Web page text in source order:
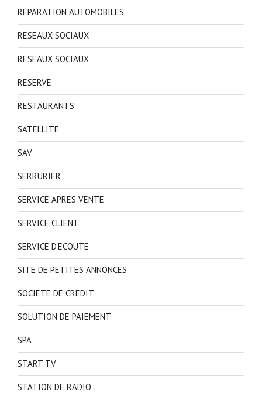
REPARATION AUTOMOBILES
RESEAUX SOCIAUX
RESEAUX SOCIAUX
RESERVE
RESTAURANTS
SATELLITE
SAV
SERRURIER
SERVICE APRES VENTE
SERVICE CLIENT
SERVICE D'ECOUTE
SITE DE PETITES ANNONCES
SOCIETE DE CREDIT
SOLUTION DE PAIEMENT
SPA
START TV
STATION DE RADIO